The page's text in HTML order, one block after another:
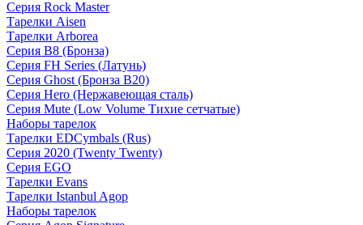
Серия Rock Master
Тарелки Aisen
Тарелки Arborea
Серия B8 (Бронза)
Серия FH Series (Латунь)
Серия Ghost (Бронза B20)
Серия Hero (Нержавеющая сталь)
Серия Mute (Low Volume Тихие сетчатые)
Наборы тарелок
Тарелки EDCymbals (Rus)
Серия 2020 (Twenty Twenty)
Серия EGO
Тарелки Evans
Тарелки Istanbul Agop
Наборы тарелок